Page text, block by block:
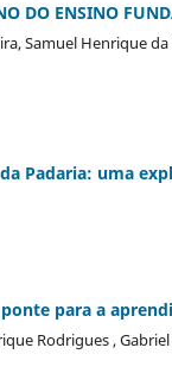
DO ENSINO
Samuel Henrique
Padaria: uma
ponte para a
Rodrigues ,